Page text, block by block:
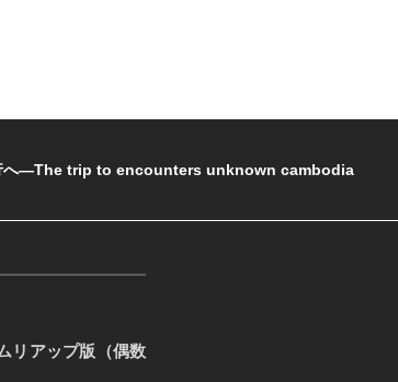
へ―The trip to encounters unknown cambodia
リアップ版（偶数